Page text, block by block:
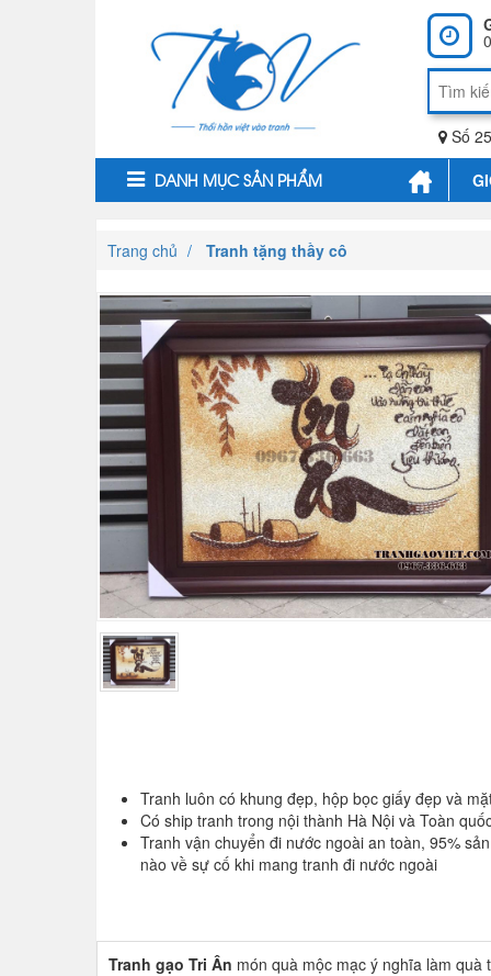
Số
DANH MỤC SẢN PHẨM
Trang chủ Tranh tặng thầy cô
Tranh luôn có khung đẹp, hộp bọc giấy đẹp và
Có ship tranh trong nội thành Hà Nội và Toàn
Tranh vận chuyển đi nước ngoài an toàn, 95%
nào về sự cố khi mang tranh đi nước ngoài
Tranh gạo Tri Ân món quà mộc mạc ý nghĩa làm quà